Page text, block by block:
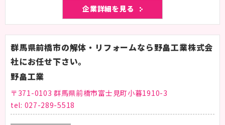
企業詳細を見る
群馬県前橋市の解体・リフォームなら野畠工業株式会
社にお任せ下さい。
野畠工業
〒371-0103 群馬県前橋市富士見町小暮1910-3
tel: 027-289-5518